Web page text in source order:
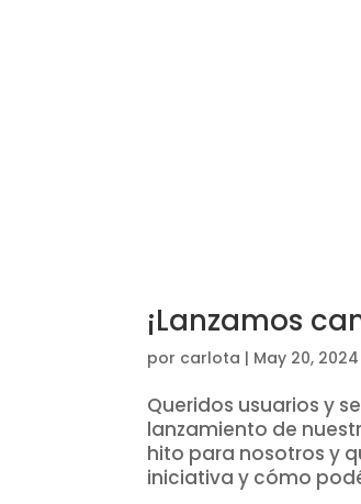
¡Lanzamos
por carlota | May 20, 2024
Queridos usuarios y
lanzamiento de
hito para nosotros y
iniciativa y cómo